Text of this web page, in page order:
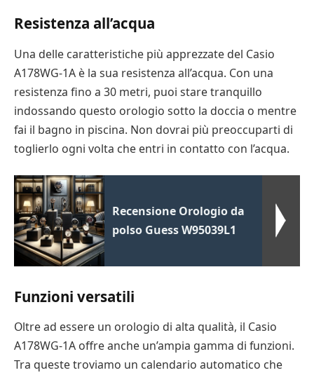
Resistenza all’acqua
Una delle caratteristiche più apprezzate del Casio
A178WG-1A è la sua resistenza all’acqua. Con una
resistenza fino a 30 metri, puoi stare tranquillo
indossando questo orologio sotto la doccia o mentre
fai il bagno in piscina. Non dovrai più preoccuparti di
toglierlo ogni volta che entri in contatto con l’acqua.
Recensione Orologio da
polso Guess W95039L1
Funzioni versatili
Oltre ad essere un orologio di alta qualità, il Casio
A178WG-1A offre anche un’ampia gamma di funzioni.
Tra queste troviamo un calendario automatico che